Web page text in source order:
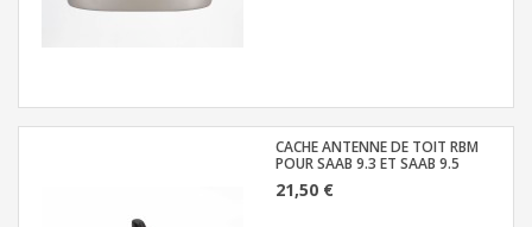
CACHE ANTENNE DE TOIT RBM
POUR SAAB 9.3 ET SAAB 9.5
21,50 €